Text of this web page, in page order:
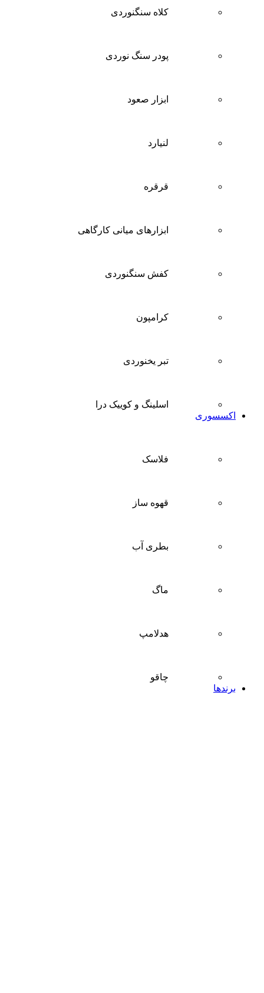
کلاه سنگنوردی
پودر سنگ نوردی
ابزار صعود
لنیارد
قرقره
ابزارهای میانی کارگاهی
کفش سنگنوردی
کرامپون
تبر یخنوردی
اسلینگ و کوییک درا
اکسسوری
فلاسک
قهوه ساز
بطری آب
ماگ
هدلامپ
چاقو
برندها